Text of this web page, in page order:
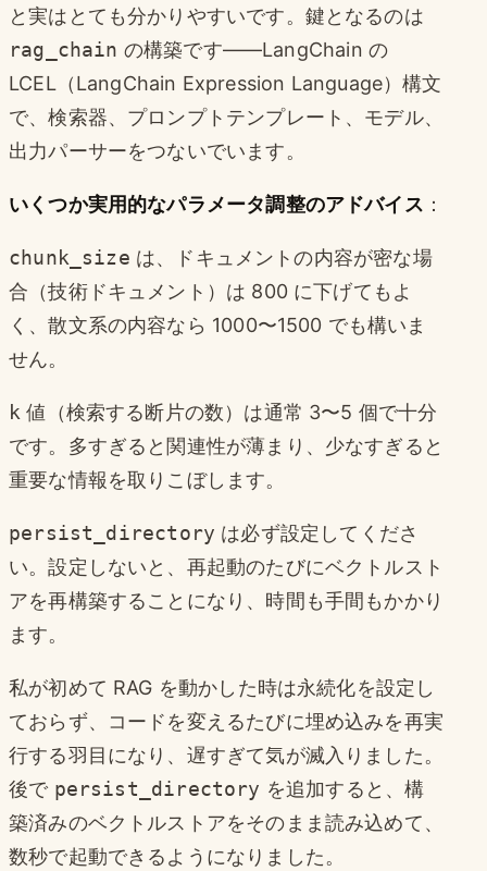
と実はとても分かりやすいです。鍵となるのは
rag_chain の構築です——LangChain の
LCEL（LangChain Expression Language）構文
で、検索器、プロンプトテンプレート、モデル、
出力パーサーをつないでいます。
いくつか実用的なパラメータ調整のアドバイス ：
chunk_size は、ドキュメントの内容が密な場
合（技術ドキュメント）は 800 に下げてもよ
く、散文系の内容なら 1000〜1500 でも構いま
せん。
k 値（検索する断片の数）は通常 3〜5 個で十分
です。多すぎると関連性が薄まり、少なすぎると
重要な情報を取りこぼします。
persist_directory は必ず設定してくださ
い。設定しないと、再起動のたびにベクトルスト
アを再構築することになり、時間も手間もかかり
ます。
私が初めて RAG を動かした時は永続化を設定し
ておらず、コードを変えるたびに埋め込みを再実
行する羽目になり、遅すぎて気が滅入りました。
後で persist_directory を追加すると、構
築済みのベクトルストアをそのまま読み込めて、
数秒で起動できるようになりました。